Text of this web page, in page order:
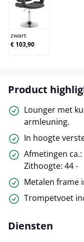
zwart
zwart
€ 103,90
Product
Lounger met
armleuning.
In hoogte
Afmetingen ca.:
Zithoogte: 44 -
Metalen frame
Trompetvoet
Diensten